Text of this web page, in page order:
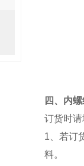
四、内
订货时
1 、若
料。